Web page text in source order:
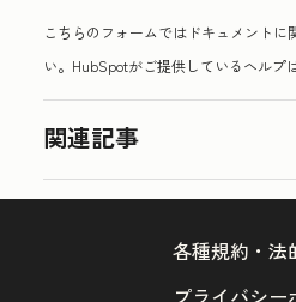
こちらのフォームではドキュメントに
い。HubSpotがご提供しているヘルプ
関連記事
各種規約・法
プライバシー